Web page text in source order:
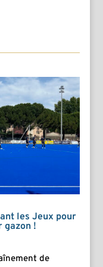
les Jeux pour
gazon !
de